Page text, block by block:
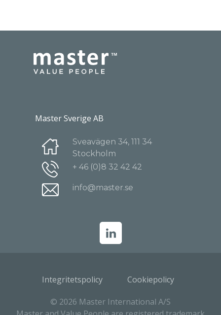
Master Sverige AB
Sveavägen 34, 111 34
Stockholm
+ 46 (0)8 32 42 42
info@master.se
Integritetspolicy Cookiepolicy
© 2026 Master International A/S